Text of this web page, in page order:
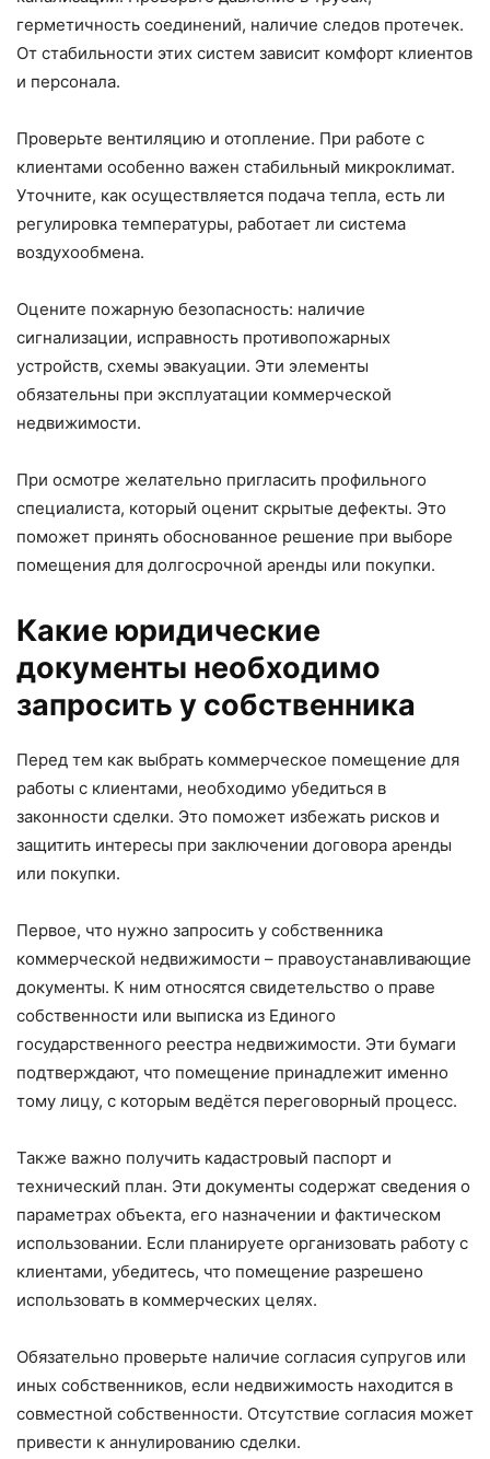
герметичность соединений, наличие следов протечек.
От стабильности этих систем зависит комфорт клиентов
и персонала.
Проверьте вентиляцию и отопление. При работе с
клиентами особенно важен стабильный микроклимат.
Уточните, как осуществляется подача тепла, есть ли
регулировка температуры, работает ли система
воздухообмена.
Оцените пожарную безопасность: наличие
сигнализации, исправность противопожарных
устройств, схемы эвакуации. Эти элементы
обязательны при эксплуатации коммерческой
недвижимости.
При осмотре желательно пригласить профильного
специалиста, который оценит скрытые дефекты. Это
поможет принять обоснованное решение при выборе
помещения для долгосрочной аренды или покупки.
Какие юридические
документы необходимо
запросить у собственника
Перед тем как выбрать коммерческое помещение для
работы с клиентами, необходимо убедиться в
законности сделки. Это поможет избежать рисков и
защитить интересы при заключении договора аренды
или покупки.
Первое, что нужно запросить у собственника
коммерческой недвижимости – правоустанавливающие
документы. К ним относятся свидетельство о праве
собственности или выписка из Единого
государственного реестра недвижимости. Эти бумаги
подтверждают, что помещение принадлежит именно
тому лицу, с которым ведётся переговорный процесс.
Также важно получить кадастровый паспорт и
технический план. Эти документы содержат сведения о
параметрах объекта, его назначении и фактическом
использовании. Если планируете организовать работу с
клиентами, убедитесь, что помещение разрешено
использовать в коммерческих целях.
Обязательно проверьте наличие согласия супругов или
иных собственников, если недвижимость находится в
совместной собственности. Отсутствие согласия может
привести к аннулированию сделки.